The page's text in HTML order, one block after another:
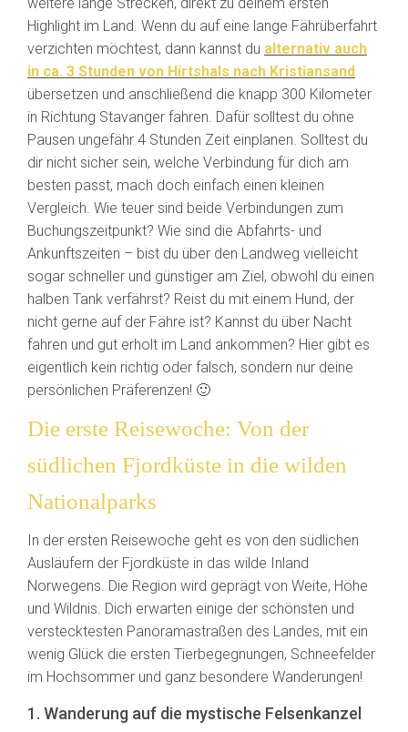
Highlight im Land. Wenn du auf eine lange Fährüberfahrt
verzichten möchtest, dann kannst du alternativ auch
in ca. 3 Stunden von Hirtshals nach Kristiansand
übersetzen und anschließend die knapp 300 Kilometer
in Richtung Stavanger fahren. Dafür solltest du ohne
Pausen ungefähr 4 Stunden Zeit einplanen. Solltest du
dir nicht sicher sein, welche Verbindung für dich am
besten passt, mach doch einfach einen kleinen
Vergleich. Wie teuer sind beide Verbindungen zum
Buchungszeitpunkt? Wie sind die Abfahrts- und
Ankunftszeiten – bist du über den Landweg vielleicht
sogar schneller und günstiger am Ziel, obwohl du einen
halben Tank verfährst? Reist du mit einem Hund, der
nicht gerne auf der Fähre ist? Kannst du über Nacht
fahren und gut erholt im Land ankommen? Hier gibt es
eigentlich kein richtig oder falsch, sondern nur deine
persönlichen Präferenzen! 🙂
Die erste Reisewoche: Von der
südlichen Fjordküste in die wilden
Nationalparks
In der ersten Reisewoche geht es von den südlichen
Ausläufern der Fjordküste in das wilde Inland
Norwegens. Die Region wird geprägt von Weite, Höhe
und Wildnis. Dich erwarten einige der schönsten und
verstecktesten Panoramastraßen des Landes, mit ein
wenig Glück die ersten Tierbegegnungen, Schneefelder
im Hochsommer und ganz besondere Wanderungen!
1. Wanderung auf die mystische Felsenkanzel